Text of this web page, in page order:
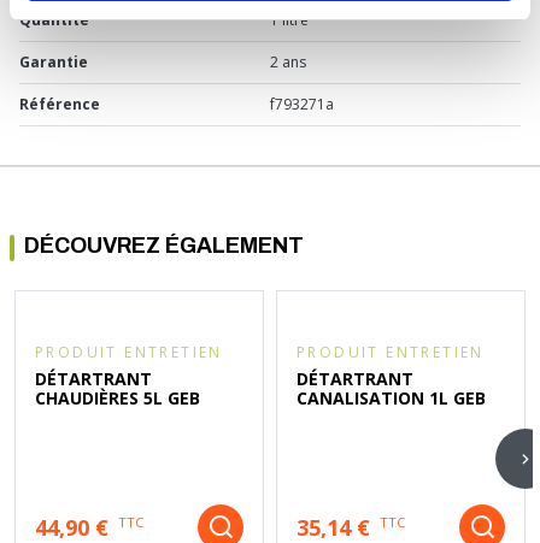
Quantité 1 litre
Garantie 2 ans
Référence f793271a
DÉCOUVREZ ÉGALEMENT
PRODUIT ENTRETIEN
DÉTARTRANT
CHAUDIÈRES 5L GEB
44,90 € TTC
PRODUIT ENTRETIEN
DÉTARTRANT
CANALISATION 1L GEB
35,14 € TTC